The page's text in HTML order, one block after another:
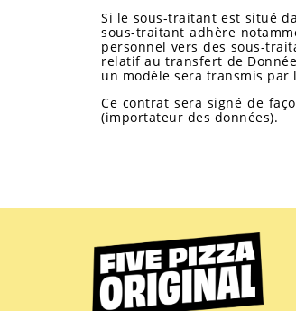
Si le sous-traitant est situé
sous-traitant adhère
personnel vers des sous-
relatif au transfert de
un modèle sera transmis par
Ce contrat sera signé de
(importateur des données).